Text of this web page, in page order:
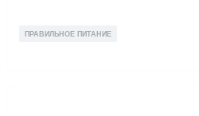
ПРАВИЛЬНОЕ ПИТАНИЕ